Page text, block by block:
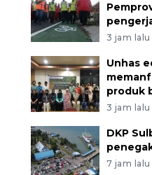
3 jam lalu
Unhas
produk
3 jam lalu
DKP
7 jam lalu